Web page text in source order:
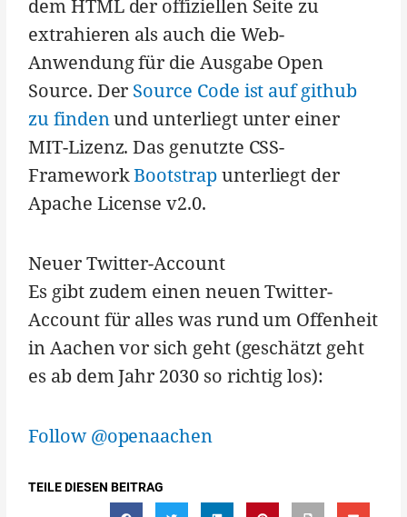
dem HTML der offiziellen Seite zu
extrahieren als auch die Web-
Anwendung für die Ausgabe Open
Source. Der Source Code ist auf github
zu findenund unterliegt unter einer
MIT-Lizenz. Das genutzte CSS-
FrameworkBootstrapunterliegt der
Apache License v2.0.
Neuer Twitter-Account
Es gibt zudem einen neuen Twitter-
Account für alles was rund um Offenheit
in Aachen vor sich geht (geschätzt geht
es ab dem Jahr 2030 so richtig los):
Follow @openaachen
TEILE DIESEN BEITRAG